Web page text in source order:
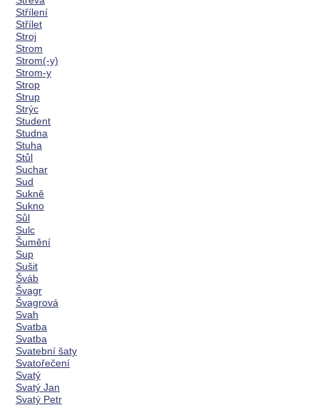
Střílení
Střílet
Stroj
Strom
Strom(-y)
Strom-y
Strop
Strup
Strýc
Student
Studna
Stuha
Stůl
Suchar
Sud
Sukně
Sukno
Sůl
Sulc
Šumění
Sup
Sušit
Šváb
Švagr
Švagrová
Svah
Svatba
Svatba
Svatební šaty
Svatořečení
Svatý
Svatý Jan
Svatý Petr